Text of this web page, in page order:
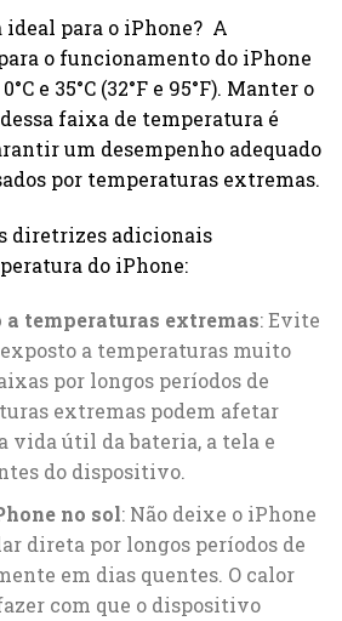
ideal para o iPhone? A
o funcionamento do iPhone
e 35°C (32°F e 95°F). Manter o
faixa de temperatura é
um desempenho adequado
por temperaturas extremas.
diretrizes adicionais
do iPhone:
temperaturas extremas: Evite
a temperaturas muito
por longos períodos de
extremas podem afetar
vida útil da bateria, a tela e
do dispositivo.
no sol: Não deixe o iPhone
direta por longos períodos de
em dias quentes. O calor
com que o dispositivo